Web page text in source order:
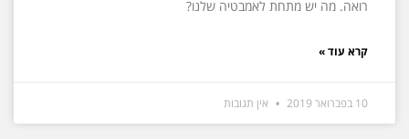
רואה. מה יש מתחת לאמבטיה שלנו?
קרא עוד »
10 בפברואר 2019 אין תגובות